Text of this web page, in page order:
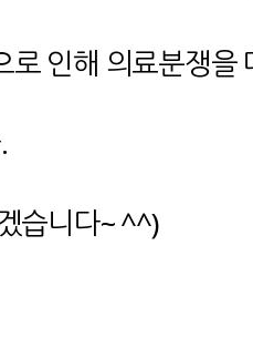
로 인해 의료분쟁을
습니다~ ^^)